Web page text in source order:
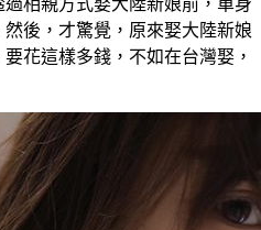
相親方式娶大陸新娘前，單身
後，才驚覺，原來娶大陸新娘
花這樣多錢，不如在台灣娶，